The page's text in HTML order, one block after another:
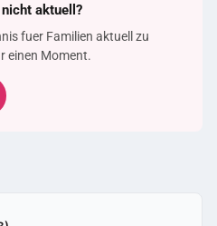
aktuell?
fuer Familien aktuell zu
einen Moment.